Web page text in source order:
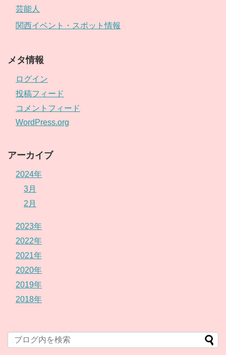
芸能人
関西イベント・スポット情報
メタ情報
ログイン
投稿フィード
コメントフィード
WordPress.org
アーカイブ
2024年
3月
2月
2023年
2022年
2021年
2020年
2019年
2018年